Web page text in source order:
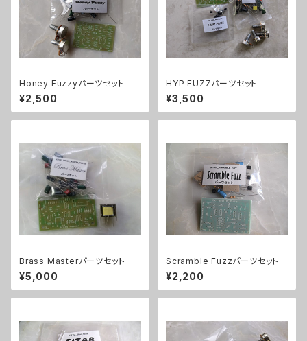
Honey Fuzzyパーツセット
¥2,500
HYP FUZZパーツセット
¥3,500
Brass Masterパーツセット
¥5,000
Scramble Fuzzパーツセット
¥2,200